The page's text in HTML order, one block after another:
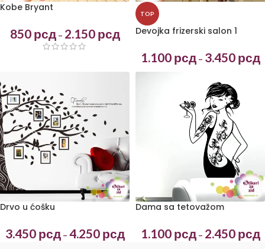
Kobe Bryant
850 рсд – 2.150 рсд
TOP
Devojka frizerski salon 1
1.100 рсд – 3.450 рсд
Drvo u ćošku
3.450 рсд – 4.250 рсд
Dama sa tetovažom
1.100 рсд – 2.450 рсд